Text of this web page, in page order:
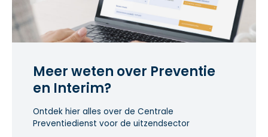
Meer weten over Preventie
en Interim?
Ontdek hier alles over de Centrale
Preventiedienst voor de uitzendsector